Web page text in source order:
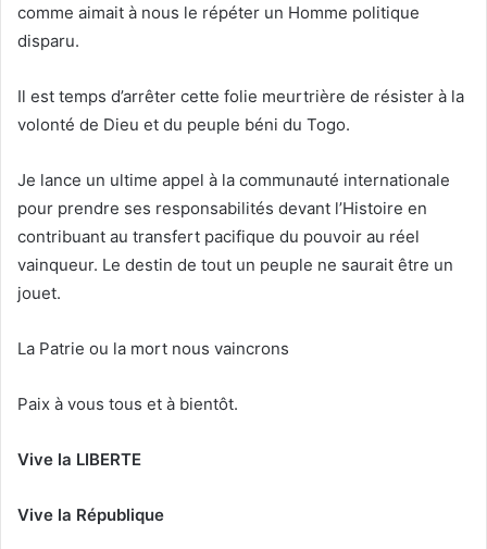
comme aimait à nous le répéter un Homme politique
disparu.
Il est temps d’arrêter cette folie meurtrière de résister à la
volonté de Dieu et du peuple béni du Togo.
Je lance un ultime appel à la communauté internationale
pour prendre ses responsabilités devant l’Histoire en
contribuant au transfert pacifique du pouvoir au réel
vainqueur. Le destin de tout un peuple ne saurait être un
jouet.
La Patrie ou la mort nous vaincrons
Paix à vous tous et à bientôt.
Vive la LIBERTE
Vive la République